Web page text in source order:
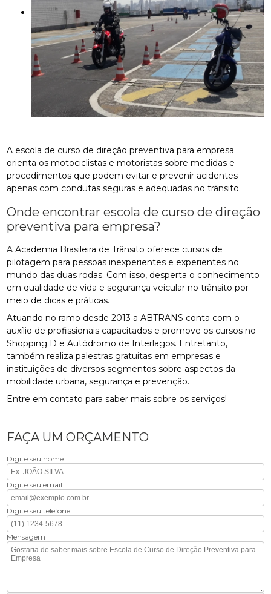
A escola de curso de direção preventiva para empresa
orienta os motociclistas e motoristas sobre medidas e
procedimentos que podem evitar e prevenir acidentes
apenas com condutas seguras e adequadas no trânsito.
Onde encontrar escola de curso de direção
preventiva para empresa?
A Academia Brasileira de Trânsito oferece cursos de
pilotagem para pessoas inexperientes e experientes no
mundo das duas rodas. Com isso, desperta o conhecimento
em qualidade de vida e segurança veicular no trânsito por
meio de dicas e práticas.
Atuando no ramo desde 2013 a ABTRANS conta com o
auxílio de profissionais capacitados e promove os cursos no
Shopping D e Autódromo de Interlagos. Entretanto,
também realiza palestras gratuitas em empresas e
instituições de diversos segmentos sobre aspectos da
mobilidade urbana, segurança e prevenção.
Entre em contato para saber mais sobre os serviços!
FAÇA UM ORÇAMENTO
Digite seu nome
Digite seu email
Digite seu telefone
Mensagem